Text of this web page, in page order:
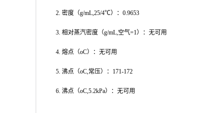
2. 密度（g/mL,25/4℃）：0.9653
3. 相对蒸汽密度（g/mL,空气=1）：无可用
4. 熔点（oC）：无可用
5. 沸点（oC,常压）：171-172
6. 沸点（oC,5.2kPa）：无可用